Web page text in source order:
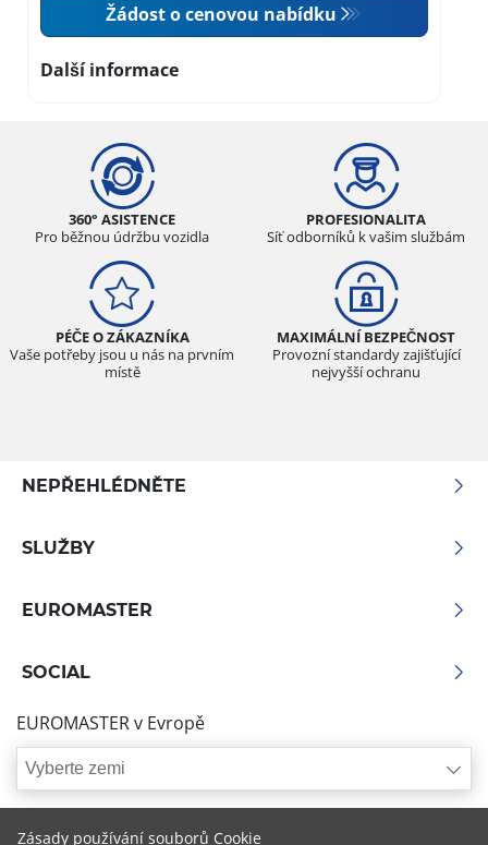
Žádost o cenovou nabídku
Další informace
360° ASISTENCE
Pro běžnou údržbu vozidla
PROFESIONALITA
Síť odborníků k vašim službám
PÉČE O ZÁKAZNÍKA
Vaše potřeby jsou u nás na prvním
místě
MAXIMÁLNÍ BEZPEČNOST
Provozní standardy zajišťující
nejvyšší ochranu
NEPŘEHLÉDNĚTE
SLUŽBY
EUROMASTER
SOCIAL
EUROMASTER v Evropě
Vyberte zemi
Zásady používání souborů Cookie